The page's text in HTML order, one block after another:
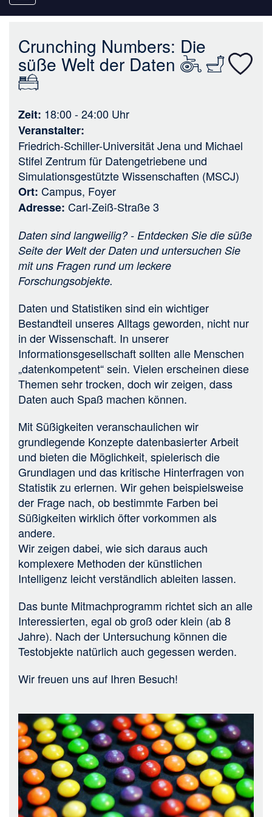
navigation
Crunching Numbers: Die
süße Welt der Daten
Zeit 18:00 - 24:00 Uhr
Veranstalter
Friedrich-Schiller-Universität Jena und Michael
Stifel Zentrum für Datengetriebene und
Simulationsgestützte Wissenschaften (MSCJ)
Ort Campus, Foyer
Adresse Carl-Zeiß-Straße 3
Daten sind langweilig? - Entdecken Sie die süße
Seite der Welt der Daten und untersuchen Sie
mit uns Fragen rund um leckere
Forschungsobjekte.
Daten und Statistiken sind ein wichtiger
Bestandteil unseres Alltags geworden, nicht nur
in der Wissenschaft. In unserer
Informationsgesellschaft sollten alle Menschen
„datenkompetent“ sein. Vielen erscheinen diese
Themen sehr trocken, doch wir zeigen, dass
Daten auch Spaß machen können.
Mit Süßigkeiten veranschaulichen wir
grundlegende Konzepte datenbasierter Arbeit
und bieten die Möglichkeit, spielerisch die
Grundlagen und das kritische Hinterfragen von
Statistik zu erlernen. Wir gehen beispielsweise
der Frage nach, ob bestimmte Farben bei
Süßigkeiten wirklich öfter vorkommen als
andere.
Wir zeigen dabei, wie sich daraus auch
komplexere Methoden der künstlichen
Intelligenz leicht verständlich ableiten lassen.
Das bunte Mitmachprogramm richtet sich an alle
Interessierten, egal ob groß oder klein (ab 8
Jahre). Nach der Untersuchung können die
Testobjekte natürlich auch gegessen werden.
Wir freuen uns auf Ihren Besuch!
Bild